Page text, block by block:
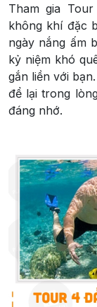
Tham gia
không khí đặc
ngày nắng ấm
kỷ niệm khó
gắn liền với
để lại trong
đáng nhớ.